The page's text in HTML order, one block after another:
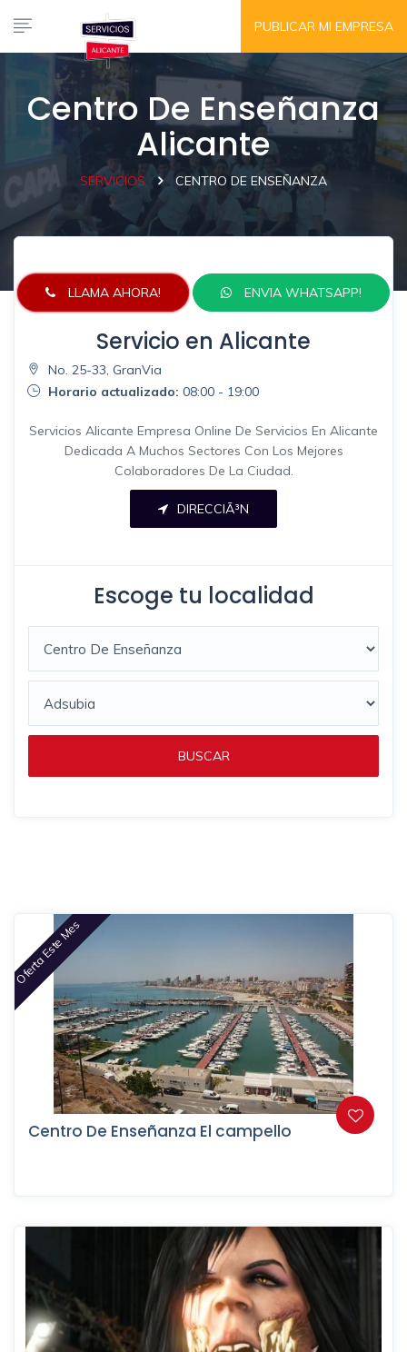
PUBLICAR MI EMPRESA
Centro De Enseñanza
Alicante
SERVICIOS CENTRO DE ENSEÑANZA
LLAMA AHORA! ENVIA WHATSAPP!
Servicio en Alicante
No. 25-33, GranVia
Horario actualizado: 08:00 - 19:00
Servicios Alicante Empresa Online De Servicios En Alicante
Dedicada A Muchos Sectores Con Los Mejores
Colaboradores De La Ciudad.
DIRECCIÃ³N
Escoge tu localidad
BUSCAR
Oferta Este Mes
Centro De Enseñanza El campello